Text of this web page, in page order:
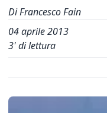
Di Francesco Fain
04 aprile 2013
3' di lettura